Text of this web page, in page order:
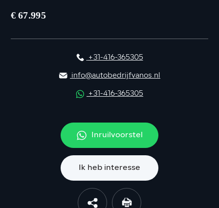
€ 67.995
+31-416-365305
info@autobedrijfvanos.nl
+31-416-365305
Inruilvoorstel
Ik heb interesse